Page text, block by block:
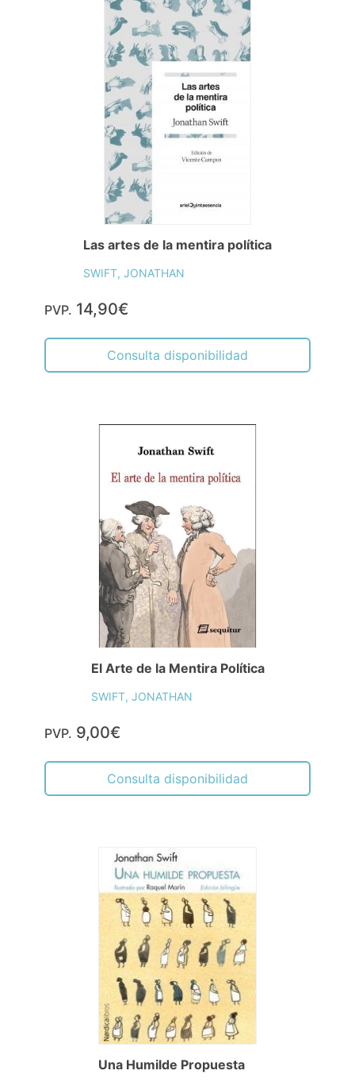
Las artes de la mentira política
SWIFT, JONATHAN
PVP. 14,90€
Consulta disponibilidad
El Arte de la Mentira Política
SWIFT, JONATHAN
PVP. 9,00€
Consulta disponibilidad
Una Humilde Propuesta